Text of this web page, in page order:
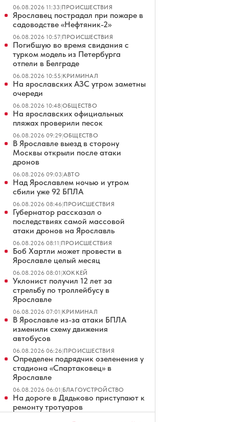
06.08.2026 11:33|ПРОИСШЕСТВИЯ
Ярославец пострадал при пожаре в
садоводстве «Нефтяник-2»
06.08.2026 10:57|ПРОИСШЕСТВИЯ
Погибшую во время свидания с
турком модель из Петербурга
отпели в Белграде
06.08.2026 10:55|КРИМИНАЛ
На ярославских АЗС утром заметны
очереди
06.08.2026 10:48|ОБЩЕСТВО
На ярославских официальных
пляжах проверили песок
06.08.2026 09:29|ОБЩЕСТВО
В Ярославле выезд в сторону
Москвы открыли после атаки
дронов
06.08.2026 09:03|АВТО
Над Ярославлем ночью и утром
сбили уже 92 БПЛА
06.08.2026 08:46|ПРОИСШЕСТВИЯ
Губернатор рассказал о
последствиях самой массовой
атаки дронов на Ярославль
06.08.2026 08:11|ПРОИСШЕСТВИЯ
Боб Хартли может провести в
Ярославле целый месяц
06.08.2026 08:01|ХОККЕЙ
Уклонист получил 12 лет за
стрельбу по троллейбусу в
Ярославле
06.08.2026 07:01|КРИМИНАЛ
В Ярославле из-за атаки БПЛА
изменили схему движения
автобусов
06.08.2026 06:26|ПРОИСШЕСТВИЯ
Определен подрядчик озеленения у
стадиона «Спартаковец» в
Ярославле
06.08.2026 06:01|БЛАГОУСТРОЙСТВО
На дороге в Дядьково приступают к
ремонту тротуаров